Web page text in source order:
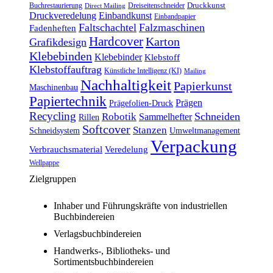
Buchrestaurierung Direct Mailing Dreiseitenschneider Druckkunst
Druckveredelung Einbandkunst Einbandpapier
Fadenheften Faltschachtel Falzmaschinen
Grafikdesign HardcoverKarton
Klebebinden Klebebinder Klebstoff
Klebstoffauftrag Künstliche Intelligenz (KI) Mailing
Maschinenbau NachhaltigkeitPapierkunst
Papiertechnik Prägefolien-Druck Prägen
Recycling Rillen Robotik Sammelhefter Schneiden
Schneidsystem Softcover Stanzen Umweltmanagement
Verbrauchsmaterial Veredelung Verpackung
Wellpappe
Zielgruppen
Inhaber und Führungskräfte von industriellen
Buchbindereien
Verlagsbuchbindereien
Handwerks-, Bibliotheks- und
Sortimentsbuchbindereien